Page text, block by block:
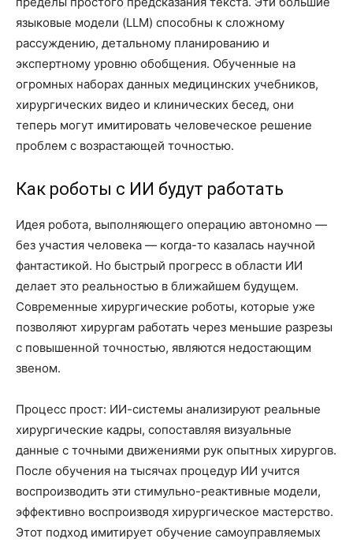
языковые модели (LLM) способны к сложному
рассуждению, детальному планированию и
экспертному уровню обобщения. Обученные на
огромных наборах данных медицинских учебников,
хирургических видео и клинических бесед, они
теперь могут имитировать человеческое решение
проблем с возрастающей точностью.
Как роботы с ИИ будут работать
Идея робота, выполняющего операцию автономно —
без участия человека — когда-то казалась научной
фантастикой. Но быстрый прогресс в области ИИ
делает это реальностью в ближайшем будущем.
Современные хирургические роботы, которые уже
позволяют хирургам работать через меньшие разрезы
с повышенной точностью, являются недостающим
звеном.
Процесс прост: ИИ-системы анализируют реальные
хирургические кадры, сопоставляя визуальные
данные с точными движениями рук опытных хирургов.
После обучения на тысячах процедур ИИ учится
воспроизводить эти стимульно-реактивные модели,
эффективно воспроизводя хирургическое мастерство.
Этот подход имитирует обучение самоуправляемых